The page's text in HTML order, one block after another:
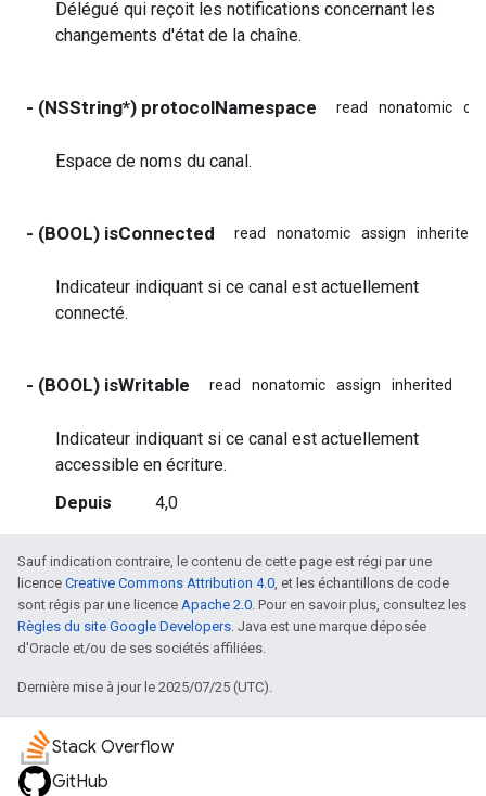
Délégué qui reçoit les notifications concernant les
changements d'état de la chaîne.
- (NSString*) protocolNamespace read nonatomic
Espace de noms du canal.
- (BOOL) isConnected read nonatomic assign inherited
Indicateur indiquant si ce canal est actuellement
connecté.
- (BOOL) isWritable read nonatomic assign inherited
Indicateur indiquant si ce canal est actuellement
accessible en écriture.
Depuis
4,0
Sauf indication contraire, le contenu de cette page est régi par une
licence Creative Commons Attribution 4.0, et les échantillons de code
sont régis par une licence Apache 2.0. Pour en savoir plus, consultez les
Règles du site Google Developers. Java est une marque déposée
d'Oracle et/ou de ses sociétés affiliées.
Dernière mise à jour le 2025/07/25 (UTC).
Stack Overflow
GitHub